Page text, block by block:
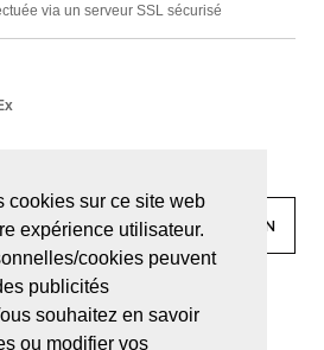
cookies sur ce site web
expérience utilisateur.
cookies peuvent
publicités
souhaitez en savoir
ou modifier vos
via un serveur SSL sécurisé
linkedin